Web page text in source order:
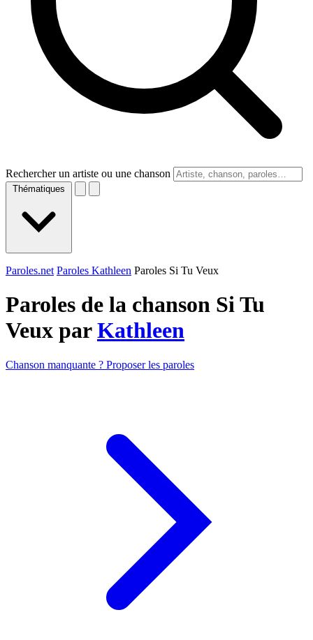
Rechercher un artiste ou une chanson
Thématiques
Paroles.net Paroles Kathleen Paroles Si Tu Veux
Paroles de la chanson Si Tu
Veux parKathleen
Chanson manquante ? Proposer les paroles